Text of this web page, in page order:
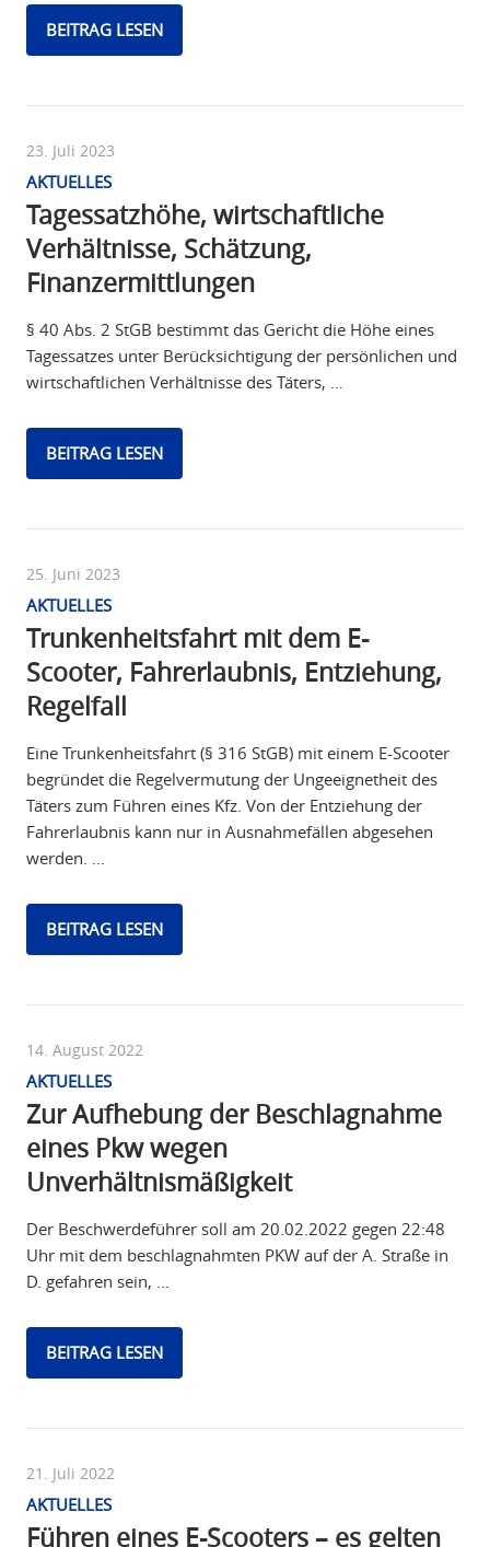
BEITRAG LESEN
23. Juli 2023
AKTUELLES
Tagessatzhöhe, wirtschaftliche
Verhältnisse, Schätzung,
Finanzermittlungen
§ 40 Abs. 2 StGB bestimmt das Gericht die Höhe eines
Tagessatzes unter Berücksichtigung der persönlichen und
wirtschaftlichen Verhältnisse des Täters, …
BEITRAG LESEN
25. Juni 2023
AKTUELLES
Trunkenheitsfahrt mit dem E-
Scooter, Fahrerlaubnis, Entziehung,
Regelfall
Eine Trunkenheitsfahrt (§ 316 StGB) mit einem E-Scooter
begründet die Regelvermutung der Ungeeignetheit des
Täters zum Führen eines Kfz. Von der Entziehung der
Fahrerlaubnis kann nur in Ausnahmefällen abgesehen
werden. …
BEITRAG LESEN
14. August 2022
AKTUELLES
Zur Aufhebung der Beschlagnahme
eines Pkw wegen
Unverhältnismäßigkeit
Der Beschwerdeführer soll am 20.02.2022 gegen 22:48
Uhr mit dem beschlagnahmten PKW auf der A. Straße in
D. gefahren sein, …
BEITRAG LESEN
21. Juli 2022
AKTUELLES
Führen eines E-Scooters – es gelten